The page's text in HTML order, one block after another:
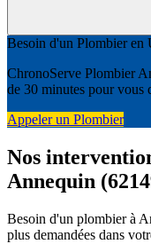
Besoin d'un Plombier en
ChronoServe Plombier
de 30 minutes pour vous
Appeler un Plombier
Nos
Annequin
Besoin d'un plombier à
plus demandées dans